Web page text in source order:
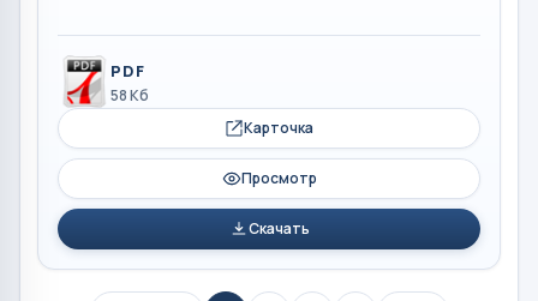
PDF
58 Кб
Карточка
Просмотр
Скачать